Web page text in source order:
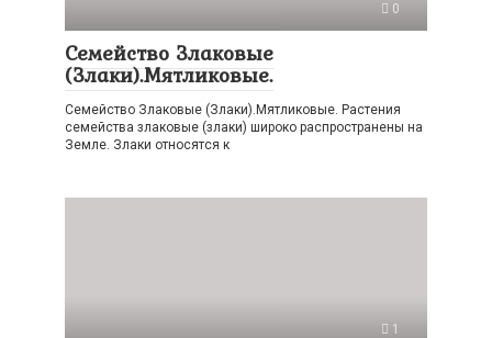
0
Семейство Злаковые
(Злаки).Мятликовые.
Семейство Злаковые (Злаки).Мятликовые. Растения
семейства злаковые (злаки) широко распространены на
Земле. Злаки относятся к
1